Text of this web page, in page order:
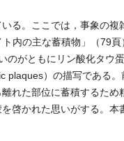
る。ここでは，事象の複
内の主な蓄積物」（79
がともにリン酸化タウ
plaques）の描写である
れた部位に蓄積するため
啓かれた思いがする。本